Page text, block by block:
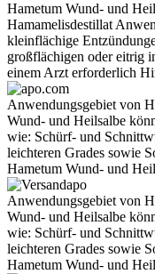
Hametum Wund- und
Hamamelisdestillat
kleinflächige
großflächigen oder eitrig
einem Arzt erforderlich
Anwendungsgebiet von
Wund- und Heilsalbe
wie: Schürf- und
leichteren Grades sowie
Hametum Wund- und
Anwendungsgebiet von
Wund- und Heilsalbe
wie: Schürf- und
leichteren Grades sowie
Hametum Wund- und